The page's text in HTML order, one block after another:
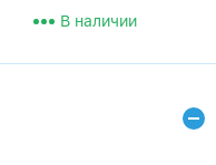
В наличии